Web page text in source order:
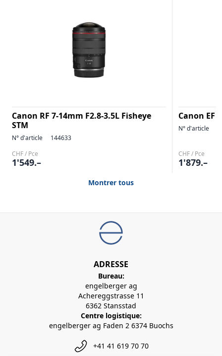
Canon RF 7-14mm F2.8-3.5L Fisheye
STM
N° d'article
144633
CHF / Pce
1'549.–
Canon EF
N° d'article
CHF / Pce
1'879.–
Montrer tous
ADRESSE
Bureau:
engelberger ag
Achereggstrasse 11
6362 Stansstad
Centre logistique:
engelberger ag Faden 2 6374 Buochs
+41 41 619 70 70